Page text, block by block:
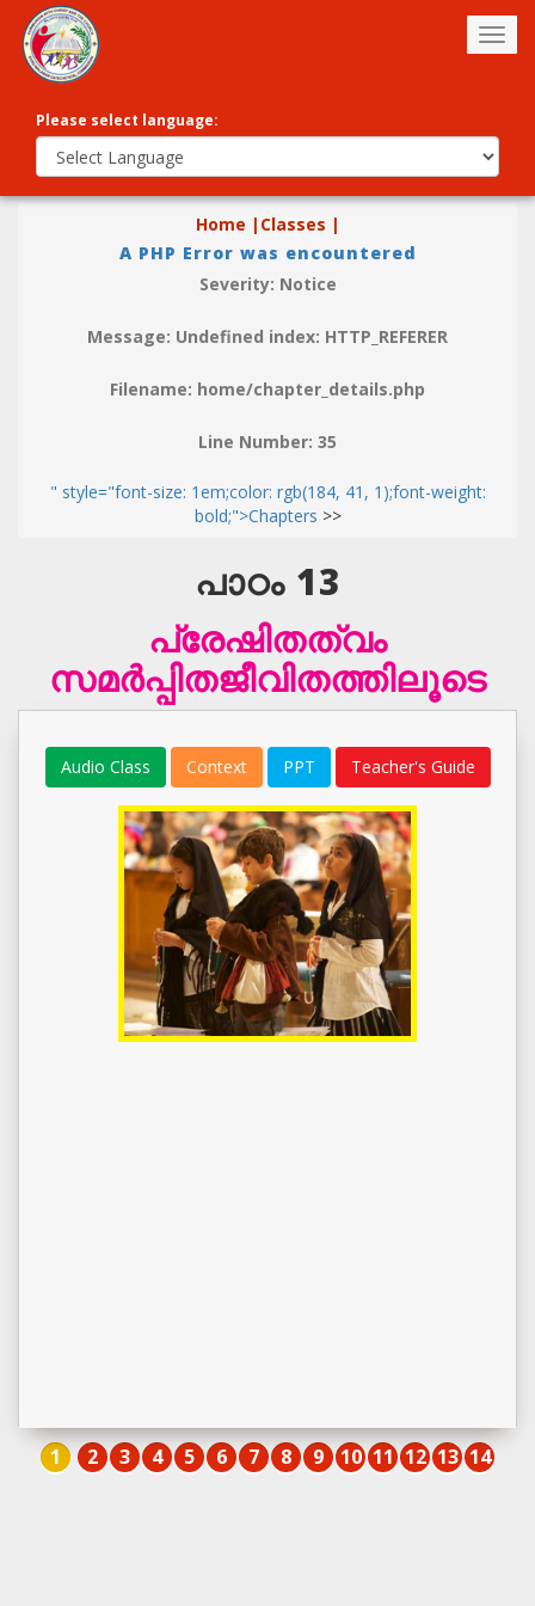
Please select language:
Home | Classes |
A PHP Error was encountered
Severity: Notice
Message: Undefined index: HTTP_REFERER
Filename: home/chapter_details.php
Line Number: 35
" style="font-size: 1em;color: rgb(184, 41, 1);font-weight:
bold;">Chapters >>
പാഠം 13
പ്രേഷിതത്വം
സമര്‍പ്പിതജീവിതത്തിലൂടെ
Audio Class Context PPT Teacher's Guide
1 2 3 4 5 6 7 8 9 10 11 12 13 14